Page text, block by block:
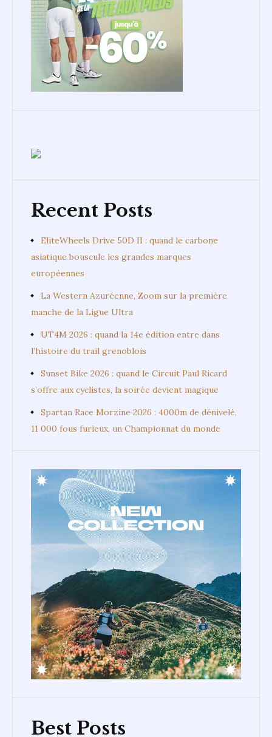
Recent Posts
EliteWheels Drive 50D II : quand le carbone
asiatique bouscule les grandes marques
européennes
La Western Azuréenne, Zoom sur la première
manche de la Ligue Ultra
UT4M 2026 : quand la 14e édition entre dans
l’histoire du trail grenoblois
Sunset Bike 2026 : quand le Circuit Paul Ricard
s’offre aux cyclistes, la soirée devient magique
Spartan Race Morzine 2026 : 4000m de dénivelé,
11 000 fous furieux, un Championnat du monde
Best Posts